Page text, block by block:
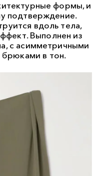
формы, и
подтверждение.
вдоль тела,
Выполнен из
с асимметричными
брюками в тон.